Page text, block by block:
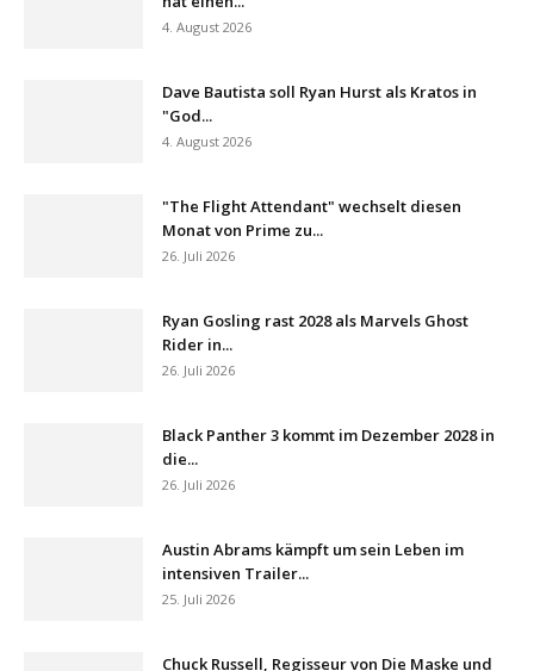
4. August 2026
Dave Bautista soll Ryan Hurst als Kratos in
"God...
4. August 2026
"The Flight Attendant" wechselt diesen
Monat von Prime zu...
26. Juli 2026
Ryan Gosling rast 2028 als Marvels Ghost
Rider in...
26. Juli 2026
Black Panther 3 kommt im Dezember 2028 in
die...
26. Juli 2026
Austin Abrams kämpft um sein Leben im
intensiven Trailer...
25. Juli 2026
Chuck Russell, Regisseur von Die Maske und